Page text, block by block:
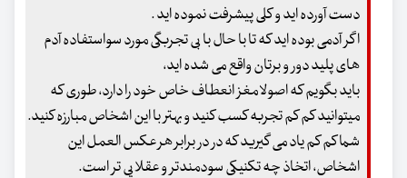
دست آورده اید و کلی پیشرفت نموده اید .
اگر آدمی بوده اید که تا با حال با بی تجربگی مورد سواستفاده آدم
های پلید دور و برتان واقع می شده اید،
باید بگویم که اصولا مغز انعطاف خاص خود را دارد، طوری که
میتوانید کم کم تجربه کسب کنید و بهتر با این اشخاص مبارزه کنید.
شما کم کم یاد می گیرید که در در برابر هر عکس العمل این
اشخاص، اتخاذ چه تکنیکی سودمندتر و عقلایی تر است.